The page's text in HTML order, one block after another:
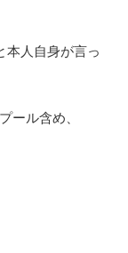
本人自身が言っ
ール含め、